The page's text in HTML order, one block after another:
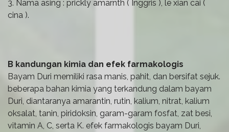
3. Nama asing : prickly amarnth ( Inggris ), le xian cai (
cina ).
B kandungan kimia dan efek farmakologis
Bayam Duri memiliki rasa manis, pahit, dan bersifat sejuk.
beberapa bahan kimia yang terkandung dalam bayam
Duri, diantaranya amarantin, rutin, kalium, nitrat, kalium
oksalat, tanin, piridoksin, garam-garam fosfat, zat besi,
vitamin A, C, serta K. efek farmakologis bayam Duri,